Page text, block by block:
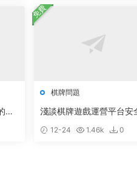
說
棋牌問題
淺談棋牌遊戲運營平台安
12-24 1.46k 0
免費